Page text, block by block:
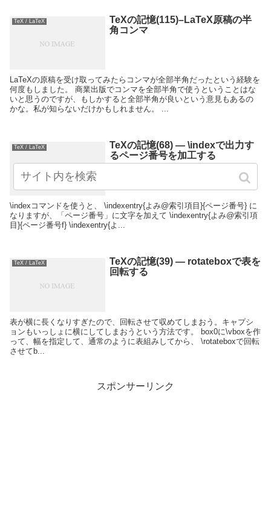
TeX / LaTeX
TeXの記憶(115)–LaTeX原稿の半
角コンマ
LaTeXの原稿を受け取ってみたらコンマが全部半角だったという経験を
何度もしました。 商業出版でコンマを全部半角で使うということはな
いと思うのですが、もしかすると全部半角が良いという意見もあるの
かな。私が知らないだけかもしれません。 ...
TeX / LaTeX
TeXの記憶(68) — \indexで出力す
るページ番号を加工する
\indexコマンドを使うと、 \indexentry{よみ@索引項目}{ページ番号} に
なりますが、「ページ番号」に文字を加えて \indexentry{よみ@索引項
目}{ページ番号f} \indexentry{よ...
TeX / LaTeX
TeXの記憶(39) — rotateboxで表を
回転する
表が横に長くなりすぎたので、回転させて収めてしまおう。キャプシ
ョンもいっしょに横にしてしまおうという方法です。 box0に\vboxを作
って、幅を指定して、通常のように表組みしてから、 \rotateboxで回転
させてb...
スポンサーリンク